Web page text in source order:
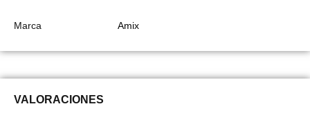
Marca Amix
VALORACIONES